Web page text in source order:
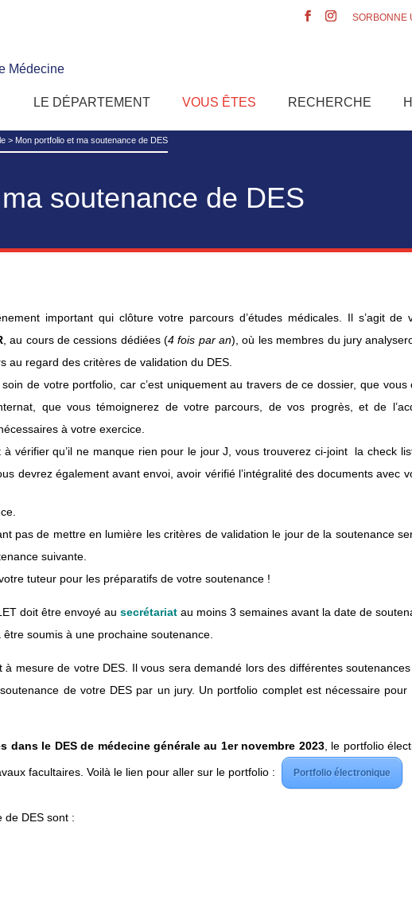
SORBONNE
Médecine
LE DÉPARTEMENT
VOUS ÊTES RECHERCHE
> Mon portfolio et ma soutenance de DES
soutenance de DES
important qui clôture votre parcours d’études médicales. Il s’agit de
, au cours de cessions dédiées (4 fois par an), où les membres du jury
au regard des critères de validation du DES.
de votre portfolio, car c’est uniquement au travers de ce dossier, que vous
que vous témoignerez de votre parcours, de vos progrès, et de
à votre exercice.
vérifier qu’il ne manque rien pour le jour J, vous trouverez ci-joint la check
devrez également avant envoi, avoir vérifié l’intégralité des documents avec
pas de mettre en lumière les critères de validation le jour de la soutenance
suivante.
tuteur pour les préparatifs de votre soutenance !
doit être envoyé au secrétariat au moins 3 semaines avant la date de
soumis à une prochaine soutenance.
mesure de votre DES. Il vous sera demandé lors des différentes
de votre DES par un jury. Un portfolio complet est nécessaire pour
le DES de médecine générale au 1er novembre 2023, le portfolio
facultaires. Voilà le lien pour aller sur le portfolio : Portfolio électronique
de DES sont :